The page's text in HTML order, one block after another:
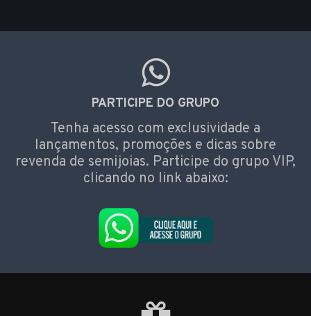
PARTICIPE DO GRUPO
Tenha acesso com exclusividade a
lançamentos, promoções e dicas sobre
revenda de semijoias. Participe do grupo VIP,
clicando no link abaixo: